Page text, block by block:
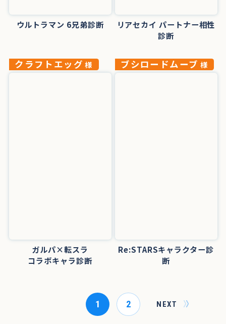
ウルトラマン 6兄弟診断
リアセカイ パートナー相性
診断
クラフトエッグ 様
ガルパ×転スラ
コラボキャラ診断
ブシロードムーブ 様
Re:STARSキャラクター診
断
1 2 NEXT